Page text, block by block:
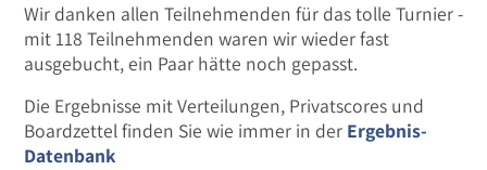
Wir danken allen Teilnehmenden für das tolle Turnier -
mit 118 Teilnehmenden waren wir wieder fast
ausgebucht, ein Paar hätte noch gepasst.
Die Ergebnisse mit Verteilungen, Privatscores und
Boardzettel finden Sie wie immer in der Ergebnis-
Datenbank